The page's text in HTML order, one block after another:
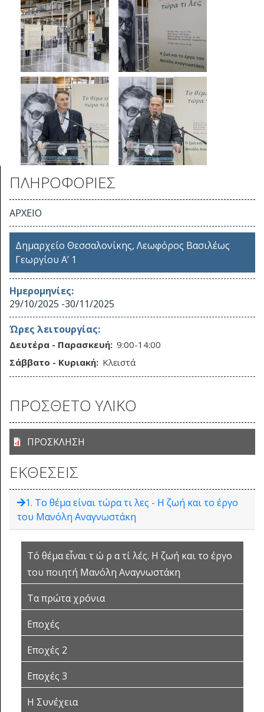
ΠΛΗΡΟΦΟΡΙΕΣ
ΑΡΧΕΙΟ
Δημαρχείο Θεσσαλονίκης, Λεωφόρος Βασιλέως
Γεωργίου Α’ 1
Ημερομηνίες:
29/10/2025 -30/11/2025
Ώρες λειτουργίας:
Δευτέρα - Παρασκευή: 9:00-14:00
Σάββατο - Κυριακή: Κλειστά
ΠΡΟΣΘΕΤΟ ΥΛΙΚΟ
ΠΡΟΣΚΛΗΣΗ
ΕΚΘΕΣΕΙΣ
1. Το θέμα είναι τώρα τι λες - H ζωή και το έργο
του Μανόλη Αναγνωστάκη
Τό θέμα εἶναι τ ώ ρ α τί λές. Η ζωή και το έργο
του ποιητή Μανόλη Αναγνωστάκη
Τα πρώτα χρόνια
Εποχές
Εποχές 2
Εποχές 3
Η Συνέχεια